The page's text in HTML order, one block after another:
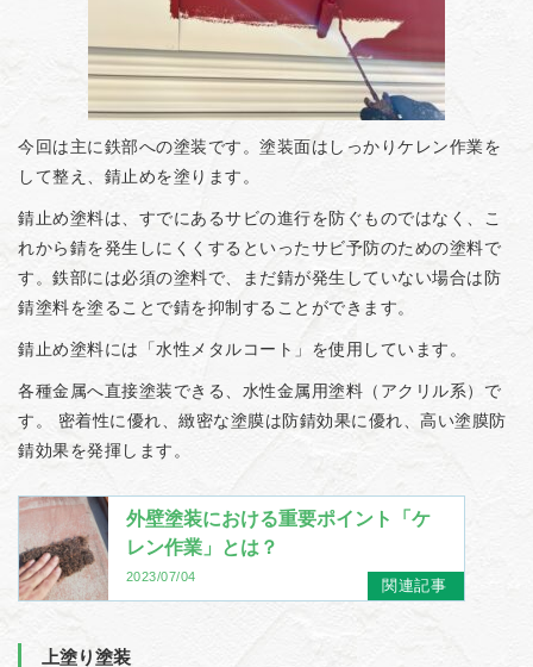
今回は主に鉄部への塗装です。塗装面はしっかりケレン作業を
して整え、錆止めを塗ります。
錆止め塗料は、すでにあるサビの進行を防ぐものではなく、こ
れから錆を発生しにくくするといったサビ予防のための塗料で
す。鉄部には必須の塗料で、まだ錆が発生していない場合は防
錆塗料を塗ることで錆を抑制することができます。
錆止め塗料には「水性メタルコート」を使用しています。
各種金属へ直接塗装できる、水性金属用塗料（アクリル系）で
す。 密着性に優れ、緻密な塗膜は防錆効果に優れ、高い塗膜防
錆効果を発揮します。
関連記事
外壁塗装における重要ポイント「ケ
レン作業」とは？
2023/07/04
上塗り塗装